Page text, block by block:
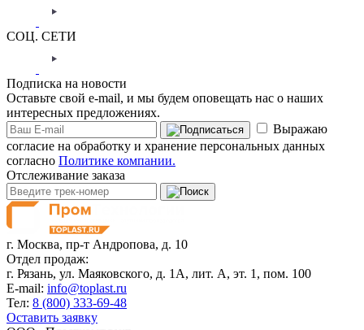
СОЦ. СЕТИ
Подписка на новости
Оставьте свой e-mail, и мы будем оповещать нас о наших
интересных предложениях.
Выражаю
согласие на обработку и хранение персональных данных
согласно Политике компании.
Отслеживание заказа
г. Москва, пр-т Андропова, д. 10
Отдел продаж:
г. Рязань, ул. Маяковского, д. 1А, лит. А, эт. 1, пом. 100
E-mail: info@toplast.ru
Тел: 8 (800) 333-69-48
Оставить заявку